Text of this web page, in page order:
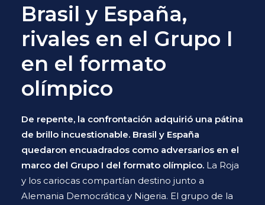
Brasil y España,
rivales en el Grupo I
en el formato
olímpico
De repente, la confrontación adquirió una pátina
de brillo incuestionable. Brasil y España
quedaron encuadrados como adversarios en el
marco del Grupo I del formato olímpico. La Roja
y los cariocas compartían destino junto a
Alemania Democrática y Nigeria. El grupo de la